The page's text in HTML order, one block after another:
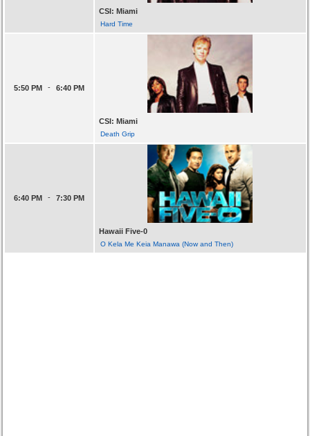
CSI: Miami
Hard Time
5:50 PM - 6:40 PM
CSI: Miami
Death Grip
6:40 PM - 7:30 PM
Hawaii Five-0
O Kela Me Keia Manawa (Now and Then)